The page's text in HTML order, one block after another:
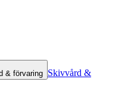
& förvaring Skivvård &